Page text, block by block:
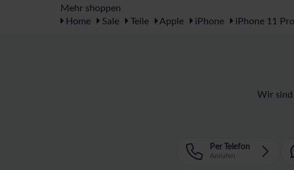
Mehr shoppen
Home
Sale Teile Apple iPhone iPhone 11
Wir sind
Per Telefon
Anrufen